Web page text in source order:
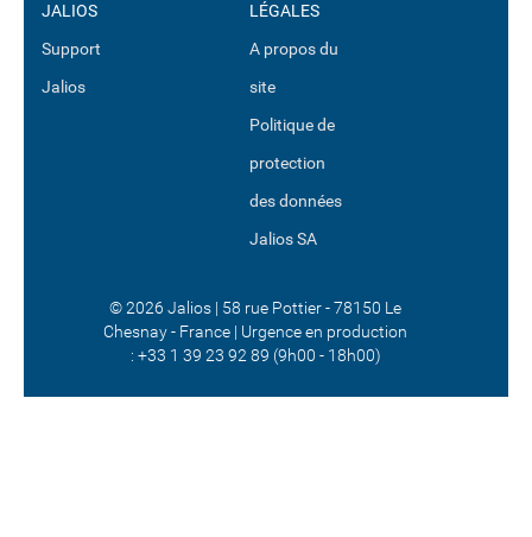
JALIOS
Support
Jalios
LÉGALES
A propos du
site
Politique de
protection
des données
Jalios SA
© 2026 Jalios | 58 rue Pottier - 78150 Le
Chesnay - France | Urgence en production
: +33 1 39 23 92 89 (9h00 - 18h00)